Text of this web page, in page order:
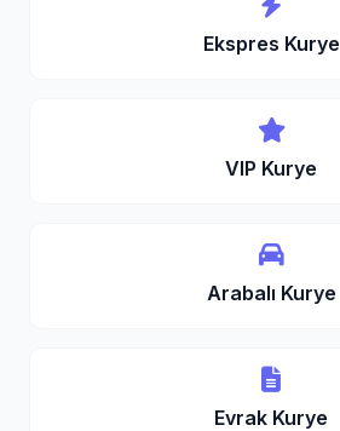
Ekspres Kurye
VIP Kurye
Arabalı Kurye
Evrak Kurye